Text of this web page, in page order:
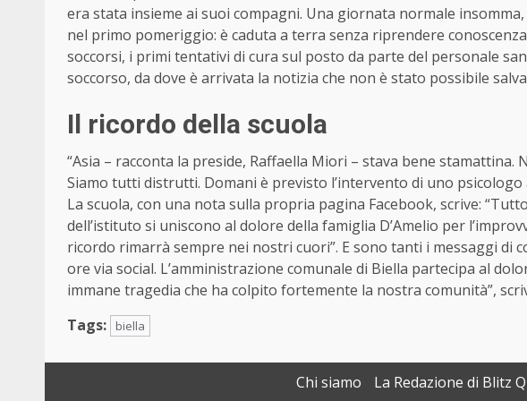
era stata insieme ai suoi compagni. Una giornata normale
nel primo pomeriggio: è caduta a terra senza riprendere
soccorsi, i primi tentativi di cura sul posto da parte del personale
soccorso, da dove è arrivata la notizia che non è stato possibile
Il ricordo della scuola
“Asia – racconta la preside, Raffaella Miori – stava bene stamattina.
Siamo tutti distrutti. Domani è previsto l’intervento di uno
La scuola, con una nota sulla propria pagina Facebook, scrive:
dell’istituto si uniscono al dolore della famiglia D’Amelio per
ricordo rimarrà sempre nei nostri cuori”. E sono tanti i messaggi di
ore via social. L’amministrazione comunale di Biella partecipa al
immane tragedia che ha colpito fortemente la nostra comunità”,
Tags:
biella
Chi siamo La Redazione di Blitz